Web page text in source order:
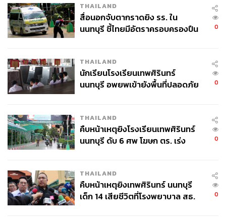
THAILAND
สื่อนอกจับตากราดยิง รร. ใน
นนทบุรี ชี้ไทยมีอัตราครอบครองปืน
0
THAILAND
นักเรียนโรงเรียนเทพศิรินทร์
นนทบุรี อพยพเข้ายังพื้นที่ปลอดภัย
0
THAILAND
คืบหน้าเหตุยิงโรงเรียนเทพศิรินทร์
นนทบุรี ดับ 6 ศพ โฆษก ตร. เร่ง
0
THAILAND
คืบหน้าเหตุยิงเทพศิรินทร์ นนทบุรี
เด็ก 14 เสียชีวิตที่โรงพยาบาล สธ.
0